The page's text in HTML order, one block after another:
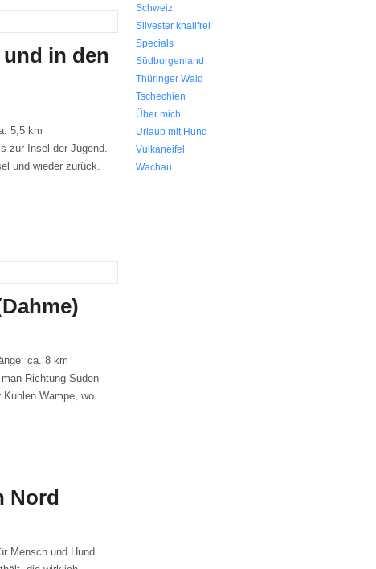
in den
5,5 km
zur Insel der Jugend.
und wieder zurück.
ca. 8 km
Richtung Süden
Wampe, wo
Nord
Mensch und Hund.
Schweiz
Silvester knallfrei
Specials
Südburgenland
Thüringer Wald
Tschechien
Über mich
Urlaub mit Hund
Vulkaneifel
Wachau